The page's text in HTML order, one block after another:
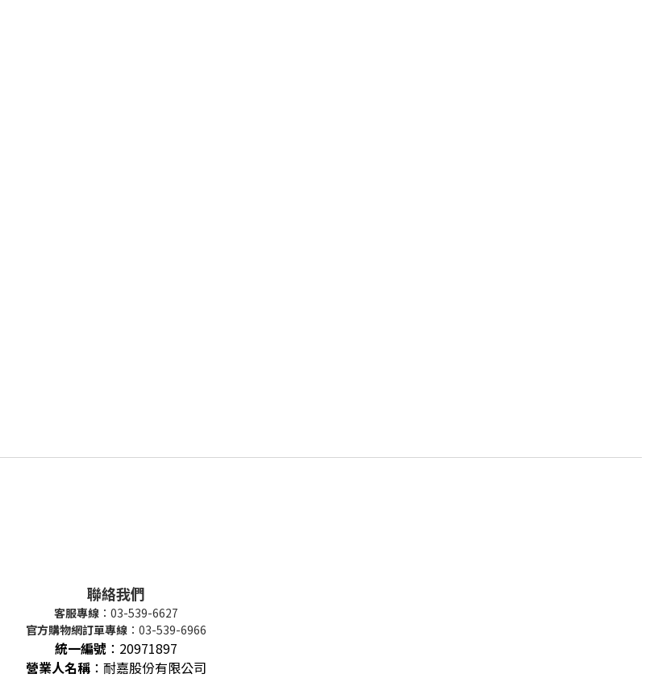
聯絡我們
客服專線 ：03-539-6627
官方購物網訂單專線 ：03-539-6966
統一編號 ： 20971897
營業人名稱 ：耐嘉股份有限公司